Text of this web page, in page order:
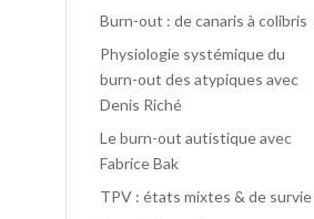
Burn-out : de canaris à colibris
Physiologie systémique du
burn-out des atypiques avec
Denis Riché
Le burn-out autistique avec
Fabrice Bak
TPV : états mixtes & de survie